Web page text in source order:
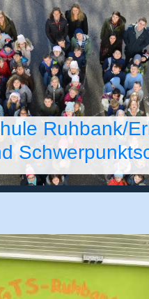
Ruhbank/